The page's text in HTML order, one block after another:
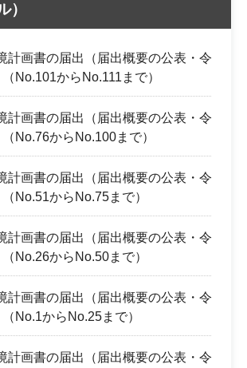
）
計画書の届出（届出概要の公表・令
No.101からNo.111まで）
計画書の届出（届出概要の公表・令
No.76からNo.100まで）
計画書の届出（届出概要の公表・令
No.51からNo.75まで）
計画書の届出（届出概要の公表・令
No.26からNo.50まで）
計画書の届出（届出概要の公表・令
No.1からNo.25まで）
計画書の届出（届出概要の公表・令